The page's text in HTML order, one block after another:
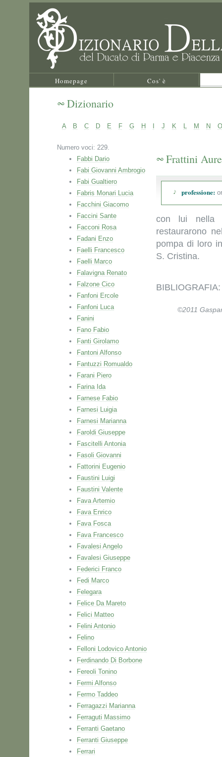
Homepage Cos' è
Dizionario
A B C D E F G H J K L M N O
Numero voci: 229.
Fabbi Dario
Fabi Giovanni Ambrogio
Fabi Gualtiero
Fabris Monari Lucia
Facchini Giacomo
Faccini Sante
Facconi Rosa
Fadani Enzo
Faelli Francesco
Faelli Marco
Falavigna Renato
Falzone Cico
Fanfoni Ercole
Fanfoni Luca
Fanini
Fano Fabio
Fanti Girolamo
Fantoni Alfonso
Fantuzzi Romualdo
Farani Piero
Farina Ida
Farnese Fabio
Farnesi Luigia
Farnesi Marianna
Faroldi Giuseppe
Fascitelli Antonia
Fasoli Giovanni
Fattorini Eugenio
Faustini Luigi
Faustini Valente
Fava Artemio
Fava Enrico
Fava Fosca
Fava Francesco
Favalesi Angelo
Favalesi Giuseppe
Federici Franco
Fedi Marco
Felegara
Felice Da Mareto
Felici Matteo
Felini Antonio
Felino
Felloni Lodovico Antonio
Ferdinando Di Borbone
Fereoli Tonino
Fermi Alfonso
Fermo Taddeo
Ferragazzi Marianna
Ferraguti Massimo
Ferranti Gaetano
Ferranti Giuseppe
Ferrari
Frattini
professione:
con lui nella
restaurarono
pompa di loro
S. Cristina.
©2011